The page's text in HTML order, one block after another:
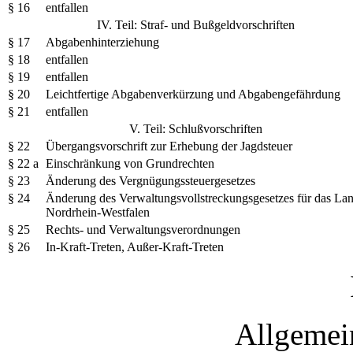
§ 16
entfallen
IV. Teil: Straf- und Bußgeldvorschriften
§ 17
Abgabenhinterziehung
§ 18
entfallen
§ 19
entfallen
§ 20
Leichtfertige Abgabenverkürzung und Abgabengefährdung
§ 21
entfallen
V. Teil: Schlußvorschriften
§ 22
Übergangsvorschrift zur Erhebung der Jagdsteuer
§ 22 a
Einschränkung von Grundrechten
§ 23
Änderung des Vergnügungssteuergesetzes
§ 24
Änderung des Verwaltungsvollstreckungsgesetzes für das
Nordrhein-Westfalen
§ 25
Rechts- und Verwaltungsverordnungen
§ 26
In-Kraft-Treten, Außer-Kraft-Treten